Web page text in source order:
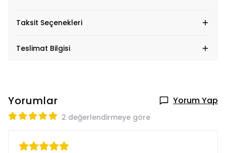
Taksit Seçenekleri
Teslimat Bilgisi
Yorumlar Yorum Yap
2 değerlendirmeye göre